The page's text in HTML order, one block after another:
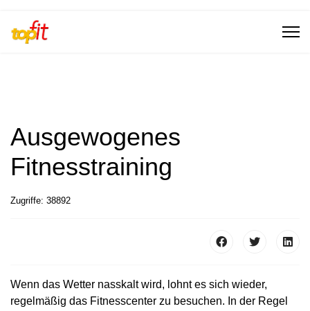
Ausgewogenes
Fitnesstraining
Zugriffe: 38892
Wenn das Wetter nasskalt wird, lohnt es sich wieder,
regelmäßig das Fitnesscenter zu besuchen. In der Regel